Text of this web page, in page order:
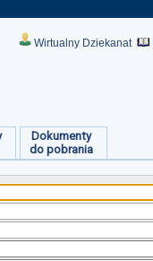
Wirtualny Dziekanat
Dokumenty
do pobrania